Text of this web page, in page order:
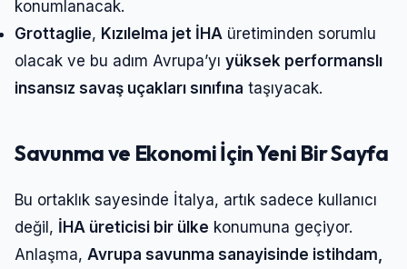
konumlanacak.
Grottaglie, Kızılelma jet İHA üretiminden sorumlu
olacak ve bu adım Avrupa’yı yüksek performanslı
insansız savaş uçakları sınıfına taşıyacak.
Savunma ve Ekonomi İçin Yeni Bir Sayfa
Bu ortaklık sayesinde İtalya, artık sadece kullanıcı
değil, İHA üreticisi bir ülke konumuna geçiyor.
Anlaşma, Avrupa savunma sanayisinde istihdam,